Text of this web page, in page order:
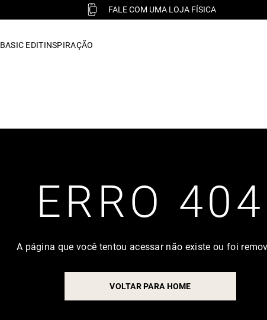
FALE COM UMA LOJA FÍSICA
BASIC EDITINSPIRAÇÃO
ERRO 404
A página que você tentou acessar não existe ou foi
VOLTAR PARA HOME